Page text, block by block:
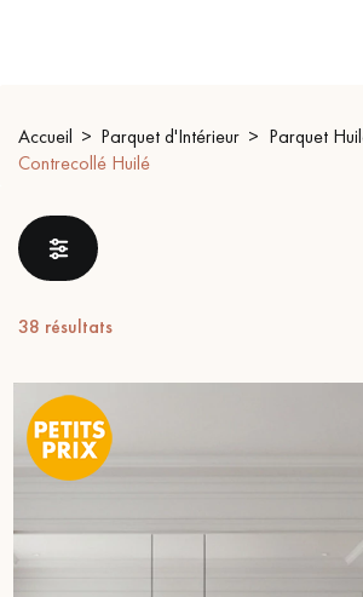
PARQUET LAMES LARGES XXL
VOUS AVEZ UN
Nos experts sont à votre disposition pour
Accueil Parquet d'Intérieur Parquet
Contrecollé Huilé
38 résultats